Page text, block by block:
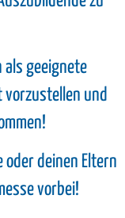
als geeignete
vorzustellen und
oder deinen Eltern
vorbei!